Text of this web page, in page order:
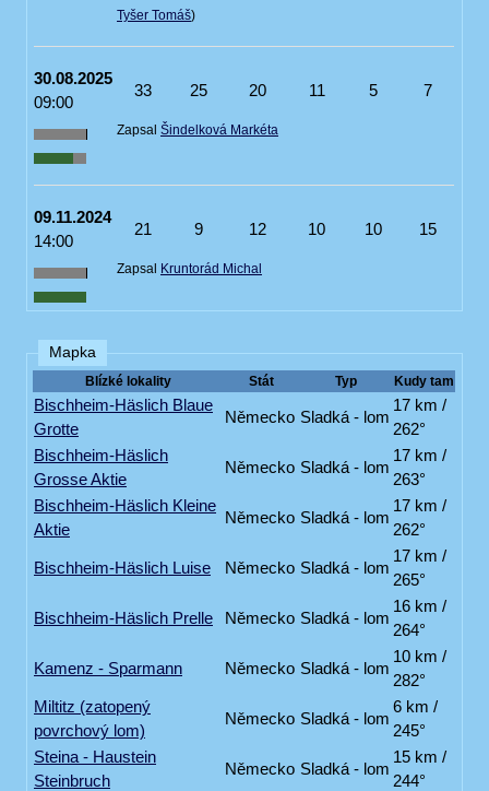
Tyšer Tomáš)
30.08.2025
09:00
33 25 20 11 5 7
Zapsal Šindelková Markéta
09.11.2024
14:00
21 9 12 10 10 15
Zapsal Kruntorád Michal
Mapka
Blízké lokality Stát Typ Kudy tam
Bischheim-Häslich Blaue
Grotte
Německo Sladká - lom
17 km /
262°
Bischheim-Häslich
Grosse Aktie
Německo Sladká - lom
17 km /
263°
Bischheim-Häslich Kleine
Aktie
Německo Sladká - lom
17 km /
262°
Bischheim-Häslich Luise Německo Sladká - lom
17 km /
265°
Bischheim-Häslich Prelle Německo Sladká - lom
16 km /
264°
Kamenz - Sparmann Německo Sladká - lom
10 km /
282°
Miltitz (zatopený
povrchový lom)
Německo Sladká - lom
6 km /
245°
Steina - Haustein
Steinbruch
Německo Sladká - lom
15 km /
244°